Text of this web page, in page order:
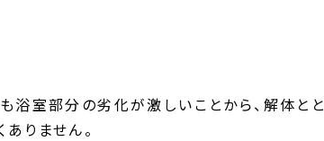
浴室部分の劣化が激しいことから、解体とと
りません。